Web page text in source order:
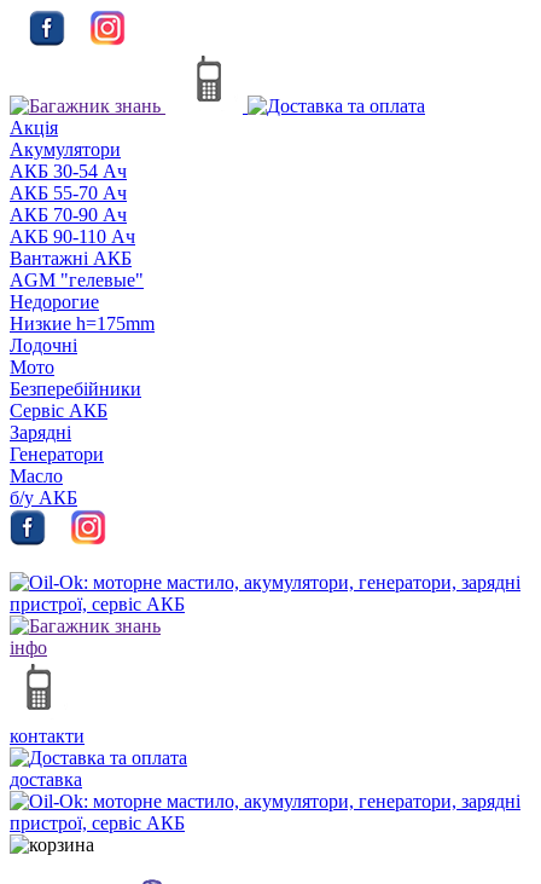
Акцiя
Акумулятори
АКБ 30-54 Ач
АКБ 55-70 Ач
АКБ 70-90 Ач
АКБ 90-110 Ач
Вантажні АКБ
AGM "гелевые"
Недорогие
Низкие h=175mm
Лодочні
Мото
Безперебійники
Сервiс АКБ
Зарядні
Генератори
Масло
б/у АКБ
інфо
контакти
доставка